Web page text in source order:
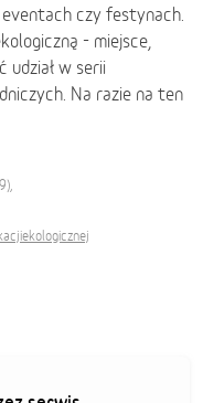
czy festynach.
- miejsce,
udział w serii
Na razie na ten